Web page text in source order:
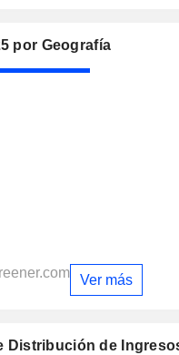
por Geografía
Ver más
Distribución de